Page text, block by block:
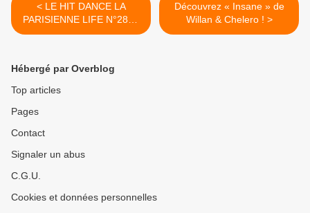
< LE HIT DANCE LA
PARISIENNE LIFE N°286 -
03 SEPTEMBRE 2021
Découvrez « Insane » de
Willan & Chelero ! >
Hébergé par Overblog
Top articles
Pages
Contact
Signaler un abus
C.G.U.
Cookies et données personnelles